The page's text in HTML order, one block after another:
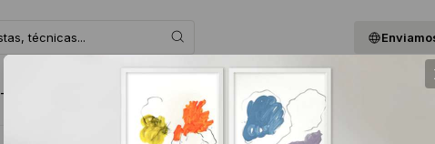
TE ASESORAMOS BLOG QUIENES SOMOS